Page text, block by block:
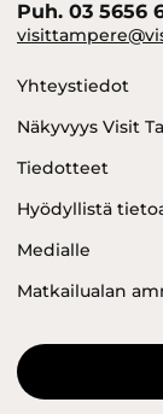
Puh. 03 5656
Yhteystiedot
Näkyvyys Visit
Tiedotteet
Hyödyllistä
Medialle
Matkailualan